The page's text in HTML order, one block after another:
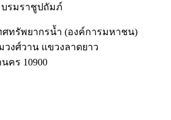
รมราชูปถัมภ์
ทรัพยากรน้ำ (องค์การมหาชน)
วงศ์วาน แขวงลาดยาว
คร 10900